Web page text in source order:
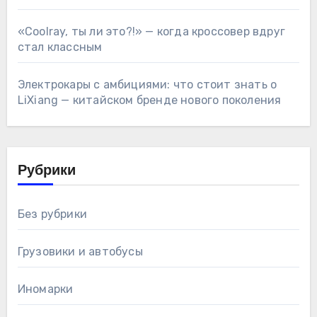
«Coolray, ты ли это?!» — когда кроссовер вдруг
стал классным
Электрокары с амбициями: что стоит знать о
LiXiang — китайском бренде нового поколения
Рубрики
Без рубрики
Грузовики и автобусы
Иномарки